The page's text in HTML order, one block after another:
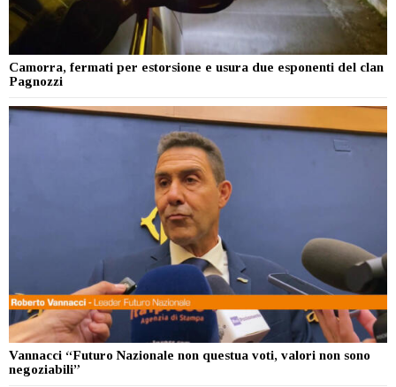
Camorra, fermati per estorsione e usura due esponenti del clan
Pagnozzi
Vannacci “Futuro Nazionale non questua voti, valori non sono
negoziabili”